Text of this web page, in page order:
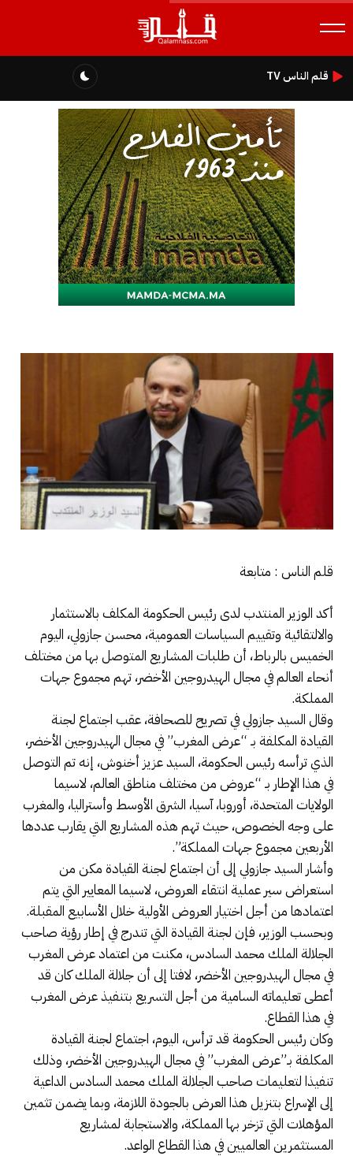
قلم الناس TV
قلم الناس : متابعة
أكد الوزير المنتدب لدى رئيس الحكومة المكلف بالاستثمار
والالتقائية وتقييم السياسات العمومية، محسن جازولي، اليوم
الخميس بالرباط، أن طلبات المشاريع المتوصل بها من مختلف
أنحاء العالم في مجال الهيدروجين الأخضر، تهم مجموع جهات
المملكة.
وقال السيد جازولي في تصريح للصحافة، عقب اجتماع لجنة
القيادة المكلفة بـ “عرض المغرب” في مجال الهيدروجين الأخضر،
الذي ترأسه رئيس الحكومة، السيد عزيز أخنوش، إنه تم التوصل
في هذا الإطار بـ “عروض من مختلف مناطق العالم، لاسيما
الولايات المتحدة، أوروبا، آسيا، الشرق الأوسط وأستراليا، والمغرب
على وجه الخصوص، حيث تهم هذه المشاريع التي يقارب عددها
الأربعين مجموع جهات المملكة”.
وأشار السيد جازولي إلى أن اجتماع لجنة القيادة مكن من
استعراض سير عملية انتقاء العروض، لاسيما المعايير التي يتم
اعتمادها من أجل اختيار العروض الأولية خلال الأسابيع المقبلة.
وبحسب الوزير، فإن لجنة القيادة التي تندرج في إطار رؤية صاحب
الجلالة الملك محمد السادس، مكنت من اعتماد عرض المغرب
في مجال الهيدروجين الأخضر، لافتا إلى أن جلالة الملك كان قد
أعطى تعليماته السامية من أجل التسريع بتنفيذ عرض المغرب
في هذا القطاع.
وكان رئيس الحكومة قد ترأس، اليوم، اجتماع لجنة القيادة
المكلفة بـ”عرض المغرب” في مجال الهيدروجين الأخضر، وذلك
تنفيذا لتعليمات صاحب الجلالة الملك محمد السادس الداعية
إلى الإسراع بتنزيل هذا العرض بالجودة اللازمة، وبما يضمن تثمين
المؤهلات التي تزخر بها المملكة، والاستجابة لمشاريع
المستثمرين العالميين في هذا القطاع الواعد.